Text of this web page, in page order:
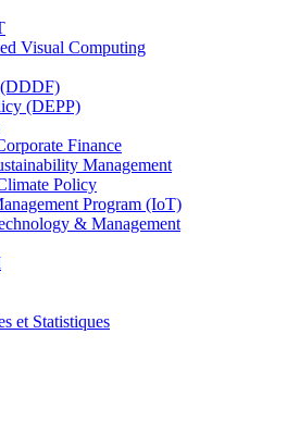
Visual Computing
(DDDF)
(DEPP)
Finance
Management
Policy
Program (IoT)
& Management
et Statistiques